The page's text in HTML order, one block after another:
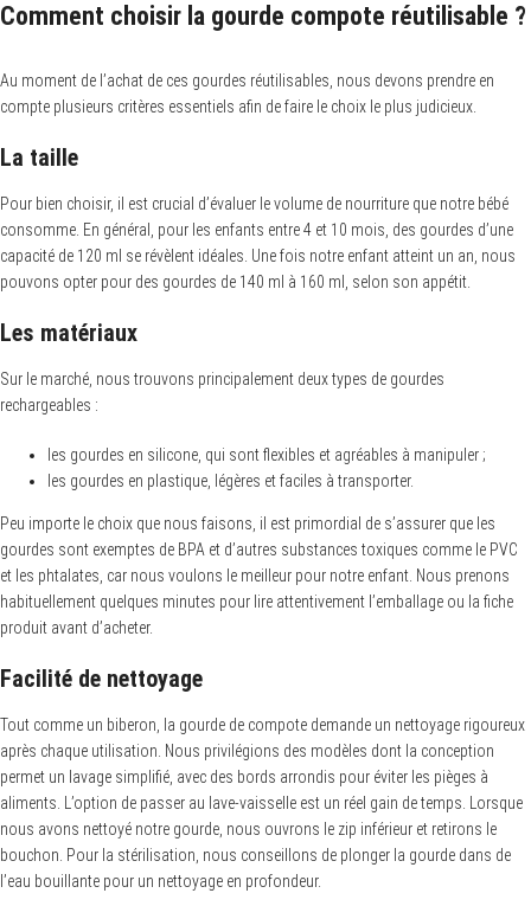
Comment choisir la gourde compote réutilisable ?
Au moment de l’achat de ces gourdes réutilisables, nous devons prendre en
compte plusieurs critères essentiels afin de faire le choix le plus judicieux.
La taille
Pour bien choisir, il est crucial d’évaluer le volume de nourriture que notre bébé
consomme. En général, pour les enfants entre 4 et 10 mois, des gourdes d’une
capacité de 120 ml se révèlent idéales. Une fois notre enfant atteint un an, nous
pouvons opter pour des gourdes de 140 ml à 160 ml, selon son appétit.
Les matériaux
Sur le marché, nous trouvons principalement deux types de gourdes
rechargeables :
les gourdes en silicone, qui sont flexibles et agréables à manipuler ;
les gourdes en plastique, légères et faciles à transporter.
Peu importe le choix que nous faisons, il est primordial de s’assurer que les
gourdes sont exemptes de BPA et d’autres substances toxiques comme le PVC
et les phtalates, car nous voulons le meilleur pour notre enfant. Nous prenons
habituellement quelques minutes pour lire attentivement l’emballage ou la fiche
produit avant d’acheter.
Facilité de nettoyage
Tout comme un biberon, la gourde de compote demande un nettoyage rigoureux
après chaque utilisation. Nous privilégions des modèles dont la conception
permet un lavage simplifié, avec des bords arrondis pour éviter les pièges à
aliments. L’option de passer au lave-vaisselle est un réel gain de temps. Lorsque
nous avons nettoyé notre gourde, nous ouvrons le zip inférieur et retirons le
bouchon. Pour la stérilisation, nous conseillons de plonger la gourde dans de
l’eau bouillante pour un nettoyage en profondeur.